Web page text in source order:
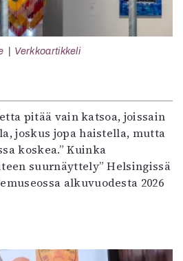
Verkkoartikkeli
pitää vain katsoa, joissain
joskus jopa haistella, mutta
koskea.” Kuinka
suurnäyttely” Helsingissä
alkuvuodesta 2026